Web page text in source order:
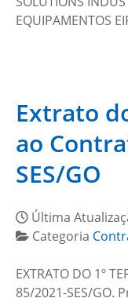
EQUIPAMENTOS
Extrato
ao
SES/GO
Última
Categoria
EXTRATO DO 1º
85/2021-SES/GO.